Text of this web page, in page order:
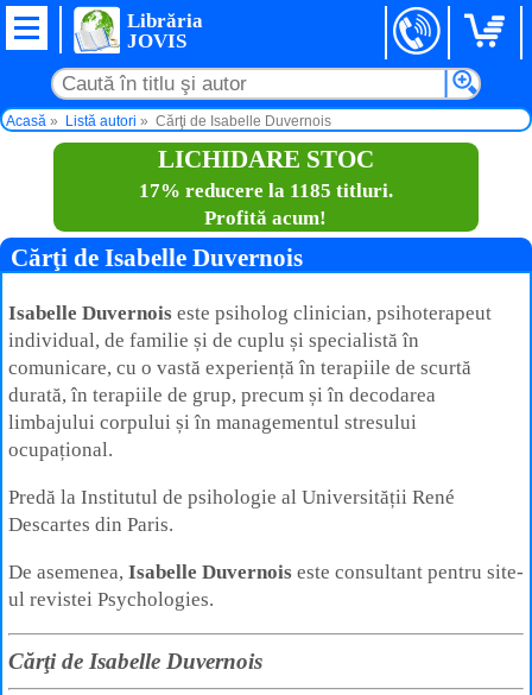
Librăria
JOVIS
Acasă Listă autori Cărţi de Isabelle Duvernois
LICHIDARE STOC
17% reducere la 1185 titluri.
Profită acum!
Cărţi de Isabelle Duvernois
Isabelle Duvernois este psiholog clinician, psihoterapeut
individual, de familie și de cuplu și specialistă în
comunicare, cu o vastă experiență în terapiile de scurtă
durată, în terapiile de grup, precum și în decodarea
limbajului corpului și în managementul stresului
ocupațional.
Predă la Institutul de psihologie al Universității René
Descartes din Paris.
De asemenea, Isabelle Duvernois este consultant pentru site-
ul revistei Psychologies.
Cărţi de Isabelle Duvernois